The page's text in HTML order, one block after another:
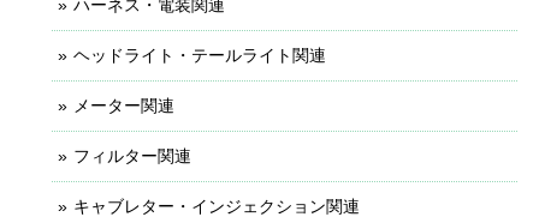
ハーネス・電装関連
ヘッドライト・テールライト関連
メーター関連
フィルター関連
キャブレター・インジェクション関連